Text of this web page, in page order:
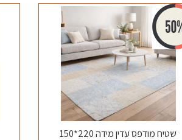
שטיח מודפס עדין מידה 220*150